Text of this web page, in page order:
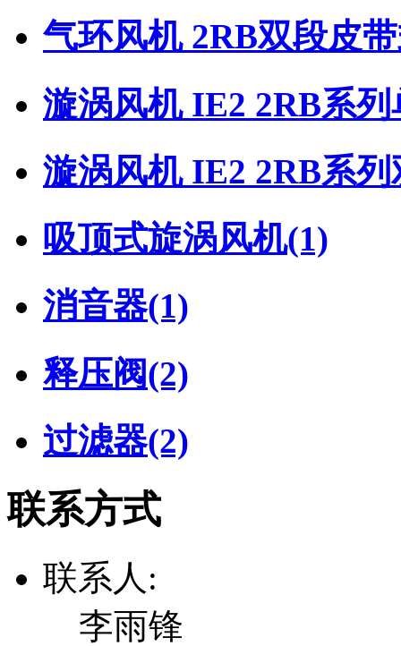
气环风机 2RB双段皮
漩涡风机 IE2 2RB系列
漩涡风机 IE2 2RB系列
吸顶式旋涡风机(1)
消音器(1)
释压阀(2)
过滤器(2)
联系方式
联系人:
李雨锋